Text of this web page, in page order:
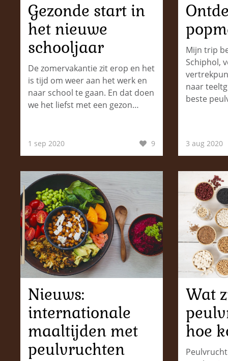
Gezonde start in
het nieuwe
schooljaar
De zomervakantie zit erop en het
is tijd om weer aan het werk en
naar school te gaan. En dat doen
we het liefst met een gezon…
1 sep 2020 9
Mijn trip
Schiphol,
naar
beste
3 aug 2020
Nieuws:
internationale
maaltijden met
peulvruchten
Wat
hoe